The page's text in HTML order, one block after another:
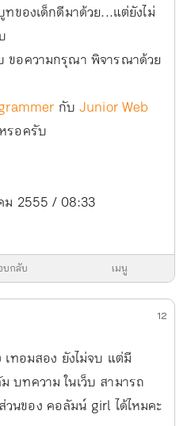
องเด็กดีมาด้วย...แต่ยังไม่
ขอความกรุณา พิจารณาด้วย
กับ Junior Web
รอครับ
ม 2555 / 08:33
บกลับ เมนู
12
ทอมสอง ยังไม่จบ แต่มี
บทความ ในเว็บ สามารถ
นของ คอลัมน์ girl ได้ไหมคะ